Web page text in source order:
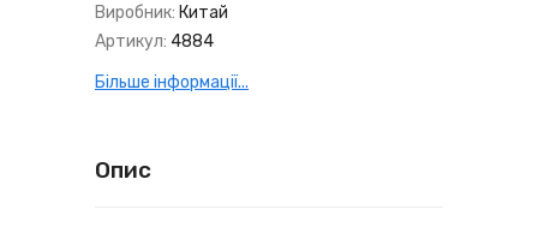
Виробник: Китай
Артикул: 4884
Більше інформації...
Опис